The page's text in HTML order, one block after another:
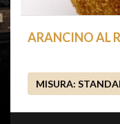
ARANCINO AL
MISURA: